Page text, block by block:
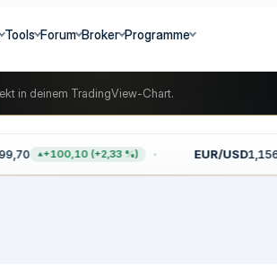
Tools Forum Broker Programme
in deinem TradingView-Chart.
+100,10 (+2,33 %) EUR/USD1,1560